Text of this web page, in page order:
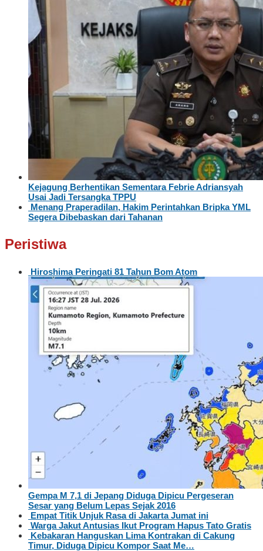
Kejagung Berhentikan Sementara Febrie Adriansyah
Usai Jadi Tersangka TPPU
Menang Praperadilan, Hakim Perintahkan Bripka YML
Segera Dibebaskan dari Tahanan
Peristiwa
Hiroshima Peringati 81 Tahun Bom Atom
Gempa M 7,1 di Jepang Diduga Dipicu Pergeseran
Sesar yang Belum Lepas Sejak 2016
Empat Titik Unjuk Rasa di Jakarta Jumat ini
Warga Jakut Antusias Ikut Program Hapus Tato Gratis
Kebakaran Hanguskan Lima Kontrakan di Cakung
Timur, Diduga Dipicu Kompor Saat Me…